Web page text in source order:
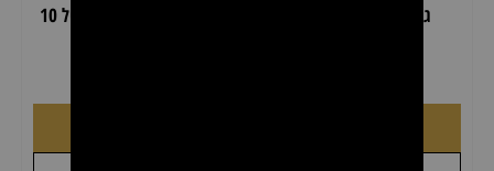
גליל מיטה אלבד עבה גליל מיטה אלבד עבה דיל 10